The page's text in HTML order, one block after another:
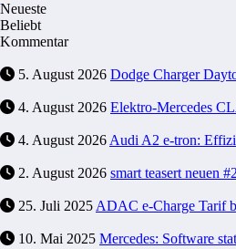
Neueste
Beliebt
Kommentar
5. August 2026 Dodge Charger
4. August 2026 Elektro-Mercedes
4. August 2026 Audi A2 e-tron:
2. August 2026 smart teasert neuen
25. Juli 2025 ADAC e-Charge Tarif
10. Mai 2025 Mercedes: Software